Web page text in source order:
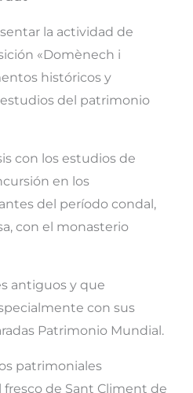
la actividad de
«Domènech i
históricos y
del patrimonio
con los estudios de
en los
del período condal,
con el monasterio
antiguos y que
con sus
Patrimonio Mundial.
patrimoniales
fresco de Sant Climent de